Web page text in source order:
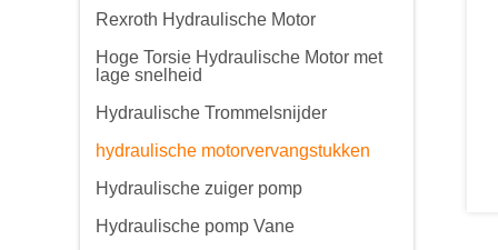
Rexroth Hydraulische Motor
Hoge Torsie Hydraulische Motor met
lage snelheid
Hydraulische Trommelsnijder
hydraulische motorvervangstukken
Hydraulische zuiger pomp
Hydraulische pomp Vane